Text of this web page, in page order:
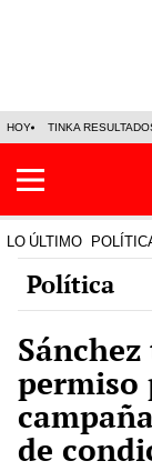
HOY TINKA
LO ÚLTIMO
Política
permiso
de